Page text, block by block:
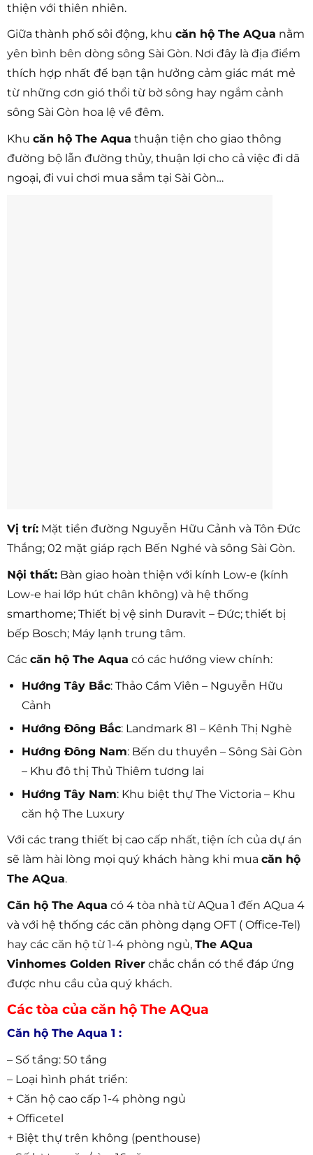
thiện với thiên nhiên.
Giữa thành phố sôi động, khu căn hộ The AQua nằm
yên bình bên dòng sông Sài Gòn. Nơi đây là địa điểm
thích hợp nhất để bạn tận hưởng cảm giác mát mẻ
từ những cơn gió thổi từ bờ sông hay ngắm cảnh
sông Sài Gòn hoa lệ về đêm.
Khu căn hộ The Aqua thuận tiện cho giao thông
đường bộ lẫn đường thủy, thuận lợi cho cả việc đi dã
ngoại, đi vui chơi mua sắm tại Sài Gòn…
Vị trí: Mặt tiền đường Nguyễn Hữu Cảnh và Tôn Đức
Thắng; 02 mặt giáp rạch Bến Nghé và sông Sài Gòn.
Nội thất: Bàn giao hoàn thiện với kính Low-e (kính
Low-e hai lớp hút chân không) và hệ thống
smarthome; Thiết bị vệ sinh Duravit – Đức; thiết bị
bếp Bosch; Máy lạnh trung tâm.
Các căn hộ The Aqua có các hướng view chính:
Hướng Tây Bắc: Thảo Cầm Viên – Nguyễn Hữu
Cảnh
Hướng Đông Bắc: Landmark 81 – Kênh Thị Nghè
Hướng Đông Nam: Bến du thuyền – Sông Sài Gòn
– Khu đô thị Thủ Thiêm tương lai
Hướng Tây Nam: Khu biệt thự The Victoria – Khu
căn hộ The Luxury
Với các trang thiết bị cao cấp nhất, tiện ích của dự án
sẽ làm hài lòng mọi quý khách hàng khi mua căn hộ
The AQua.
Căn hộ The Aqua có 4 tòa nhà từ AQua 1 đến AQua 4
và với hệ thống các căn phòng dạng OFT ( Office-Tel)
hay các căn hộ từ 1-4 phòng ngủ, The AQua
Vinhomes Golden River chắc chắn có thể đáp ứng
được nhu cầu của quý khách.
Các tòa của căn hộ The AQua
Căn hộ The Aqua 1 :
– Số tầng: 50 tầng
– Loại hình phát triển:
+ Căn hộ cao cấp 1-4 phòng ngủ
+ Officetel
+ Biệt thự trên không (penthouse)